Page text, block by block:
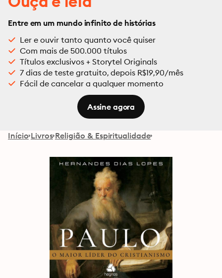
Entre em um mundo infinito de histórias
Ler e ouvir tanto quanto você quiser
Com mais de 500.000 títulos
Títulos exclusivos + Storytel Originals
7 dias de teste gratuito, depois R$19,90/mês
Fácil de cancelar a qualquer momento
Assine agora
Início Livros Religião & Espiritualidade